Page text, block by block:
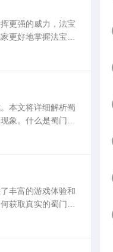
更强的威力，法宝
更好地掌握法宝升
的法宝将拥有更高
本文将详细解析蜀
象。什么是蜀门私
的是使玩家能够快
丰富的游戏体验和
获取真实的蜀门私
的表格。它包含了